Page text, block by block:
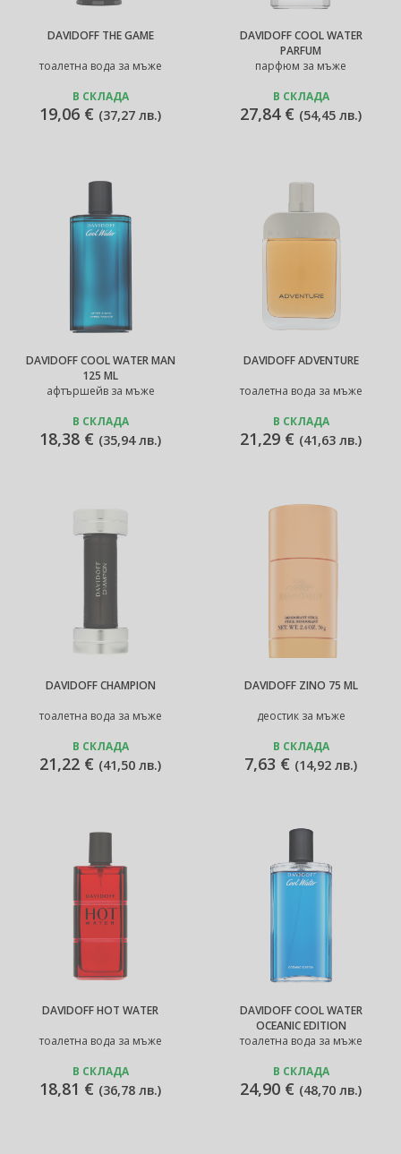
DAVIDOFF THE GAME
тоалетна вода за мъже
В СКЛАДА
19,06 € (37,27 лв.)
DAVIDOFF COOL WATER
PARFUM
парфюм за мъже
В СКЛАДА
27,84 € (54,45 лв.)
DAVIDOFF COOL WATER MAN
125 ML
афтършейв за мъже
В СКЛАДА
18,38 € (35,94 лв.)
DAVIDOFF ADVENTURE
тоалетна вода за мъже
В СКЛАДА
21,29 € (41,63 лв.)
DAVIDOFF CHAMPION
тоалетна вода за мъже
В СКЛАДА
21,22 € (41,50 лв.)
DAVIDOFF ZINO 75 ML
деостик за мъже
В СКЛАДА
7,63 € (14,92 лв.)
DAVIDOFF HOT WATER
тоалетна вода за мъже
В СКЛАДА
18,81 € (36,78 лв.)
DAVIDOFF COOL WATER
OCEANIC EDITION
тоалетна вода за мъже
В СКЛАДА
24,90 € (48,70 лв.)